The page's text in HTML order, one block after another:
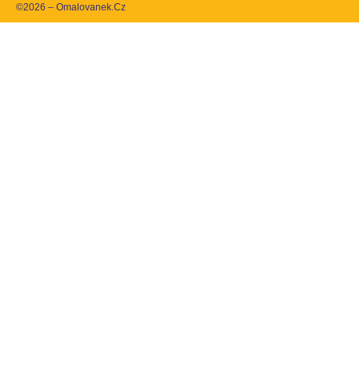
©2026 – Omalovanek.Cz